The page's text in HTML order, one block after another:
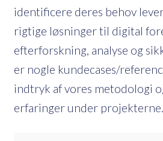
identificere deres behov
rigtige løsninger til digital
efterforskning, analyse og
er nogle kundecases/
indtryk af vores metodologi
erfaringer under projekterne.